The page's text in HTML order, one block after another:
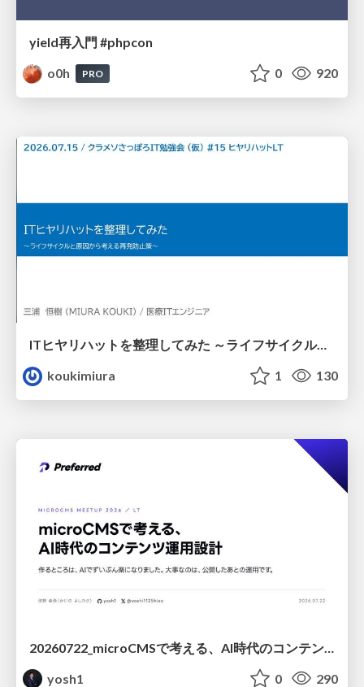
yield再入門 #phpcon
o0h
PRO 0 920
ITヒヤリハットを整理してみた ～ライフサイクルと原因から考える再発防止策～
koukimiura
1 130
yosh1
0 290